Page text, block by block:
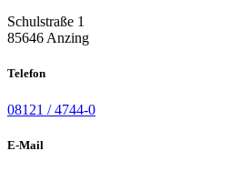
Schulstraße 1
85646 Anzing
Telefon
08121 / 4744-0
E-Mail